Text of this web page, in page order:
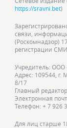
https://sravni.bet)
связи,
(Роскомнадзор)
регистрации
Учредитель: ООО
Адрес: 109544, г.
8/17
Главный
Электронная
Телефон: + 7 926
Для лиц старше